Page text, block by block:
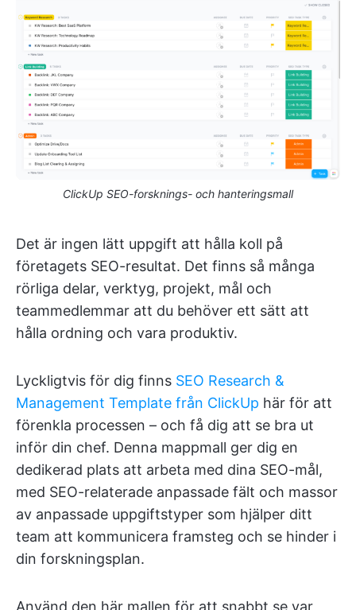
ClickUp SEO-forsknings- och hanteringsmall
Det är ingen lätt uppgift att hålla koll på
företagets SEO-resultat. Det finns så många
rörliga delar, verktyg, projekt, mål och
teammedlemmar att du behöver ett sätt att
hålla ordning och vara produktiv.
Lyckligtvis för dig finns SEO Research &
Management Template från ClickUp här för att
förenkla processen – och få dig att se bra ut
inför din chef. Denna mappmall ger dig en
dedikerad plats att arbeta med dina SEO-mål,
med SEO-relaterade anpassade fält och massor
av anpassade uppgiftstyper som hjälper ditt
team att kommunicera framsteg och se hinder i
din forskningsplan.
Använd den här mallen för att snabbt se var